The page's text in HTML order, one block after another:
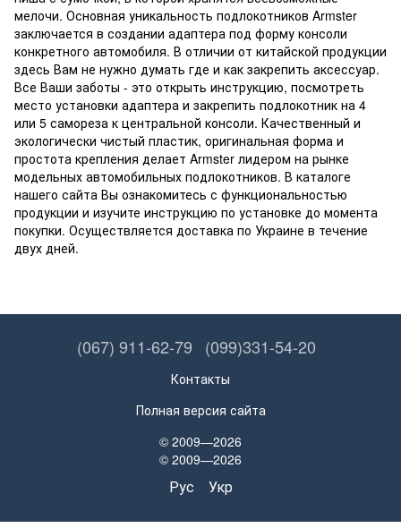
мелочи. Основная уникальность подлокотников Armster
заключается в создании адаптера под форму консоли
конкретного автомобиля. В отличии от китайской продукции
здесь Вам не нужно думать где и как закрепить аксессуар.
Все Ваши заботы - это открыть инструкцию, посмотреть
место установки адаптера и закрепить подлокотник на 4
или 5 самореза к центральной консоли. Качественный и
экологически чистый пластик, оригинальная форма и
простота крепления делает Armster лидером на рынке
модельных автомобильных подлокотников. В каталоге
нашего сайта Вы ознакомитесь с функциональностью
продукции и изучите инструкцию по установке до момента
покупки. Осуществляется доставка по Украине в течение
двух дней.
(067) 911-62-79 (099)331-54-20
Контакты
Полная версия сайта
© 2009—2026
© 2009—2026
Рус Укр